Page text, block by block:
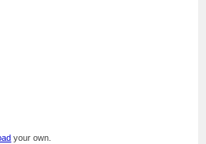
your own.